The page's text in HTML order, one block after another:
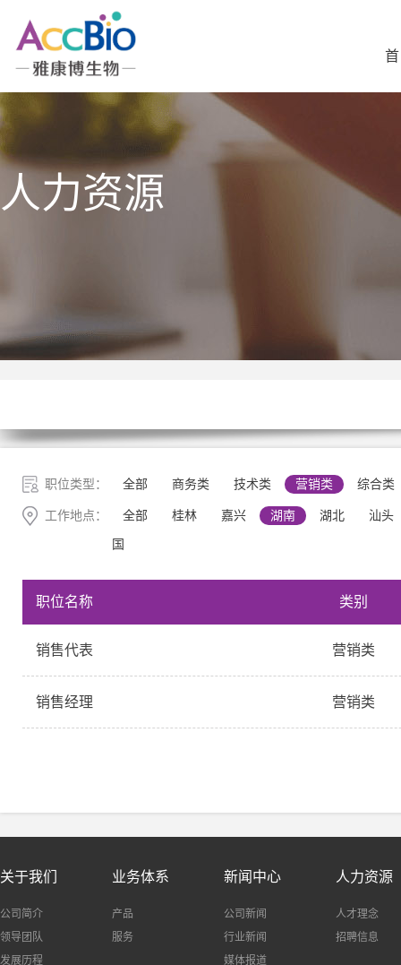
人力资源
职位类型： 全部 商务类 技术类 营销类 综合类
工作地点： 全部 桂林 嘉兴 湖南 湖北 汕头
国
职位名称 类别
销售代表 营销类
销售经理 营销类
关于我们
公司简介
领导团队
发展历程
业务体系
产品
服务
新闻中心
公司新闻
行业新闻
媒体报道
人力资源
人才理念
招聘信息